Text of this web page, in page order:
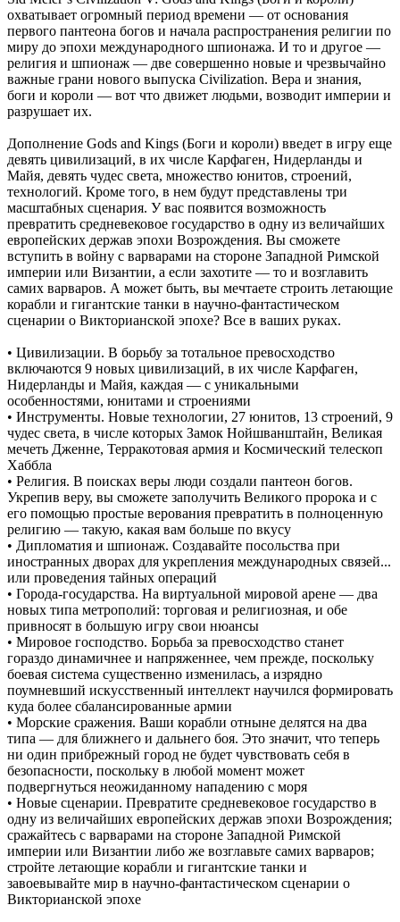
охватывает огромный период времени — от основания
первого пантеона богов и начала распространения религии по
миру до эпохи международного шпионажа. И то и другое —
религия и шпионаж — две совершенно новые и чрезвычайно
важные грани нового выпуска Civilization. Вера и знания,
боги и короли — вот что движет людьми, возводит империи и
разрушает их.
Дополнение Gods and Kings (Боги и короли) введет в игру еще
девять цивилизаций, в их числе Карфаген, Нидерланды и
Майя, девять чудес света, множество юнитов, строений,
технологий. Кроме того, в нем будут представлены три
масштабных сценария. У вас появится возможность
превратить средневековое государство в одну из величайших
европейских держав эпохи Возрождения. Вы сможете
вступить в войну с варварами на стороне Западной Римской
империи или Византии, а если захотите — то и возглавить
самих варваров. А может быть, вы мечтаете строить летающие
корабли и гигантские танки в научно-фантастическом
сценарии о Викторианской эпохе? Все в ваших руках.
• Цивилизации. В борьбу за тотальное превосходство
включаются 9 новых цивилизаций, в их числе Карфаген,
Нидерланды и Майя, каждая — с уникальными
особенностями, юнитами и строениями
• Инструменты. Новые технологии, 27 юнитов, 13 строений, 9
чудес света, в числе которых Замок Нойшванштайн, Великая
мечеть Дженне, Терракотовая армия и Космический телескоп
Хаббла
• Религия. В поисках веры люди создали пантеон богов.
Укрепив веру, вы сможете заполучить Великого пророка и с
его помощью простые верования превратить в полноценную
религию — такую, какая вам больше по вкусу
• Дипломатия и шпионаж. Создавайте посольства при
иностранных дворах для укрепления международных связей...
или проведения тайных операций
• Города-государства. На виртуальной мировой арене — два
новых типа метрополий: торговая и религиозная, и обе
привносят в большую игру свои нюансы
• Мировое господство. Борьба за превосходство станет
гораздо динамичнее и напряженнее, чем прежде, поскольку
боевая система существенно изменилась, а изрядно
поумневший искусственный интеллект научился формировать
куда более сбалансированные армии
• Морские сражения. Ваши корабли отныне делятся на два
типа — для ближнего и дальнего боя. Это значит, что теперь
ни один прибрежный город не будет чувствовать себя в
безопасности, поскольку в любой момент может
подвергнуться неожиданному нападению с моря
• Новые сценарии. Превратите средневековое государство в
одну из величайших европейских держав эпохи Возрождения;
сражайтесь с варварами на стороне Западной Римской
империи или Византии либо же возглавьте самих варваров;
стройте летающие корабли и гигантские танки и
завоевывайте мир в научно-фантастическом сценарии о
Викторианской эпохе